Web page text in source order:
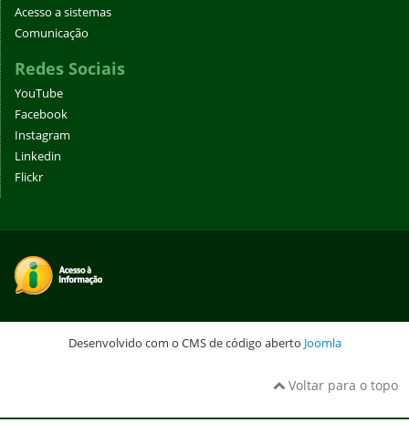
Acesso a sistemas
Comunicação
Redes Sociais
YouTube
Facebook
Instagram
Linkedin
Flickr
Desenvolvido com o CMS de código aberto Joomla
Voltar para o topo